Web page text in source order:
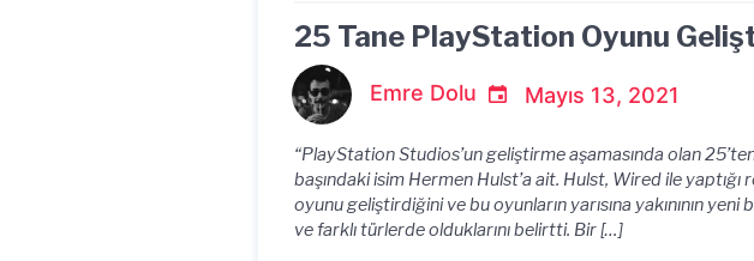
25 Tane PlayStation Oyunu
Emre Dolu Mayıs 13, 2021
“PlayStation Studios’un geliştirme aşamasında olan
başındaki isim Hermen Hulst’a ait. Hulst, Wired ile
oyunu geliştirdiğini ve bu oyunların yarısına yakınının
ve farklı türlerde olduklarını belirtti. Bir […]